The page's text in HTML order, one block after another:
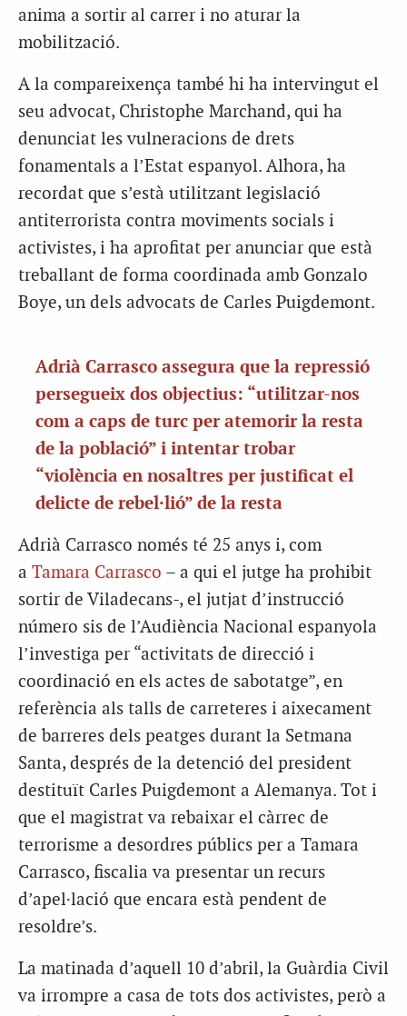
anima a sortir al carrer i no aturar la
mobilització.
A la compareixença també hi ha intervingut el
seu advocat, Christophe Marchand, qui ha
denunciat les vulneracions de drets
fonamentals a l’Estat espanyol. Alhora, ha
recordat que s’està utilitzant legislació
antiterrorista contra moviments socials i
activistes, i ha aprofitat per anunciar que està
treballant de forma coordinada amb Gonzalo
Boye, un dels advocats de Carles Puigdemont.
Adrià Carrasco assegura que la repressió
persegueix dos objectius: “utilitzar-nos
com a caps de turc per atemorir la resta
de la població” i intentar trobar
“violència en nosaltres per justificat el
delicte de rebel·lió” de la resta
Adrià Carrasco només té 25 anys i, com
a Tamara Carrasco – a qui el jutge ha prohibit
sortir de Viladecans-, el jutjat d’instrucció
número sis de l’Audiència Nacional espanyola
l’investiga per “activitats de direcció i
coordinació en els actes de sabotatge”, en
referència als talls de carreteres i aixecament
de barreres dels peatges durant la Setmana
Santa, després de la detenció del president
destituït Carles Puigdemont a Alemanya. Tot i
que el magistrat va rebaixar el càrrec de
terrorisme a desordres públics per a Tamara
Carrasco, fiscalia va presentar un recurs
d’apel·lació que encara està pendent de
resoldre’s.
La matinada d’aquell 10 d’abril, la Guàrdia Civil
va irrompre a casa de tots dos activistes, però a